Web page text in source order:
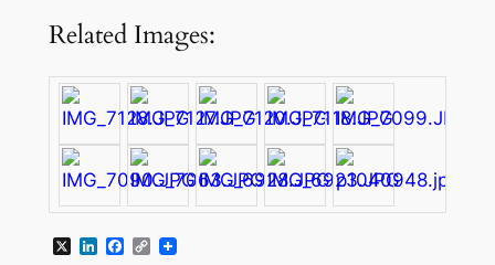
Related Images:
X LinkedIn
Facebook
Copy